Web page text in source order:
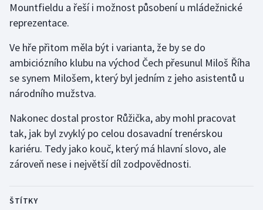
Rychlobruslení
Rychlostní kanoistika
Short track
Stolní tenis
Triatlon
Mountfieldu a řeší i možnost působení u mládežnické
reprezentace.
Ve hře přitom měla být i varianta, že by se do
ambiciózního klubu na východ Čech přesunul Miloš Říha
se synem Milošem, který byl jedním z jeho asistentů u
národního mužstva.
Nakonec dostal prostor Růžička, aby mohl pracovat
tak, jak byl zvyklý po celou dosavadní trenérskou
kariéru. Tedy jako kouč, který má hlavní slovo, ale
zároveň nese i největší díl zodpovědnosti.
ŠTÍTKY